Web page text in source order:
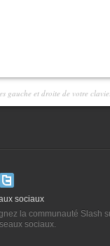
gauche et droite de votre
sociaux
la communauté Slash
sociaux.